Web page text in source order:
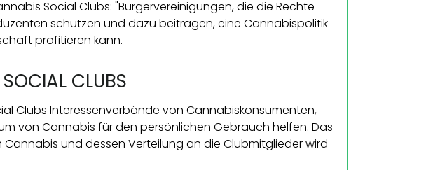
Social Clubs: "Bürgervereinigungen, die die Rechte
schützen und dazu beitragen, eine Cannabispolitik
profitieren kann.
CLUBS
Clubs Interessenverbände von Cannabiskonsumenten,
von Cannabis für den persönlichen Gebrauch helfen. Das
und dessen Verteilung an die Clubmitglieder wird